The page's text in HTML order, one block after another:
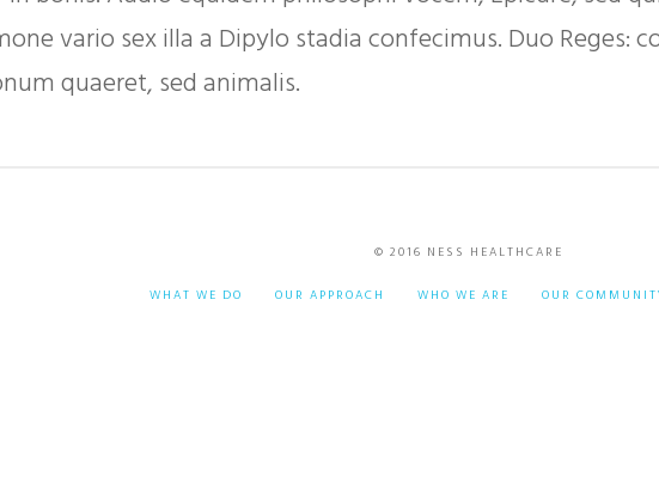
vario sex illa a Dipylo stadia confecimus. Duo Reges:
quaeret, sed animalis.
© 2016 NESS HEALTHCARE
WHAT WE DO OUR APPROACH WHO WE ARE OUR